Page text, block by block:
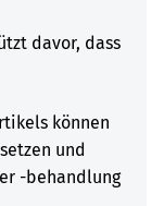
davor, dass
können
und
-behandlung